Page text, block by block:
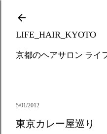
LIFE_HAIR_KYOTO
京都のヘアサロン ライ
5/01/2012
東京カレー屋巡り